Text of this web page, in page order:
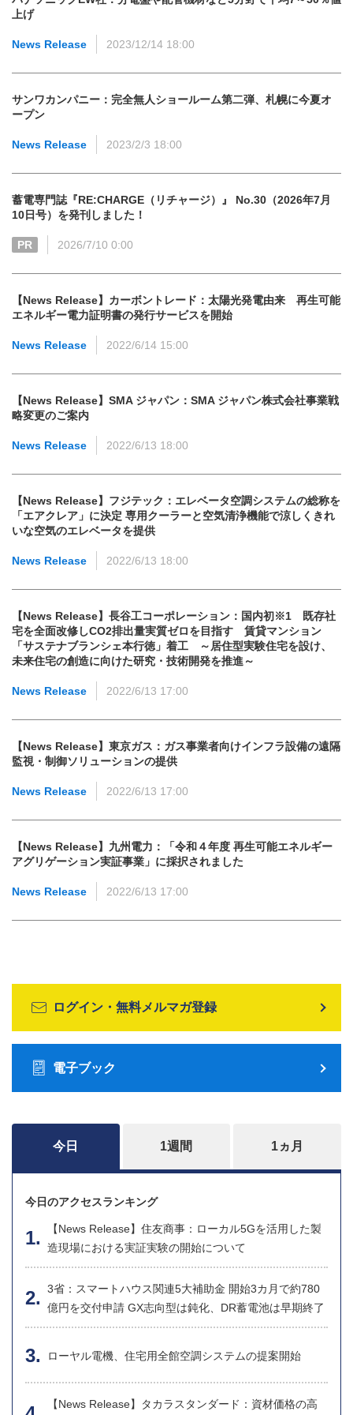
上げ
News Release 2023/12/14 18:00
サンワカンパニー：完全無人ショールーム第二弾、札幌に今夏オ
ープン
News Release 2023/2/3 18:00
蓄電専門誌『RE:CHARGE（リチャージ）』 No.30（2026年7月
10日号）を発刊しました！
PR 2026/7/10 0:00
【News Release】カーボントレード：太陽光発電由来 再生可能
エネルギー電力証明書の発行サービスを開始
News Release 2022/6/14 15:00
【News Release】SMA ジャパン：SMA ジャパン株式会社事業戦
略変更のご案内
News Release 2022/6/13 18:00
【News Release】フジテック：エレベータ空調システムの総称を
「エアクレア」に決定 専用クーラーと空気清浄機能で涼しくきれ
いな空気のエレベータを提供
News Release 2022/6/13 18:00
【News Release】長谷工コーポレーション：国内初※1 既存社
宅を全面改修しCO2排出量実質ゼロを目指す 賃貸マンション
「サステナブランシェ本行徳」着工 ～居住型実験住宅を設け、
未来住宅の創造に向けた研究・技術開発を推進～
News Release 2022/6/13 17:00
【News Release】東京ガス：ガス事業者向けインフラ設備の遠隔
監視・制御ソリューションの提供
News Release 2022/6/13 17:00
【News Release】九州電力：「令和４年度 再生可能エネルギー
アグリゲーション実証事業」に採択されました
News Release 2022/6/13 17:00
ログイン・無料メルマガ登録
電子ブック
今日 1週間 1ヵ月
今日のアクセスランキング
【News Release】住友商事：ローカル5Gを活用した製
造現場における実証実験の開始について
3省：スマートハウス関連5大補助金 開始3カ月で約780
億円を交付申請 GX志向型は鈍化、DR蓄電池は早期終了
ローヤル電機、住宅用全館空調システムの提案開始
【News Release】タカラスタンダード：資材価格の高